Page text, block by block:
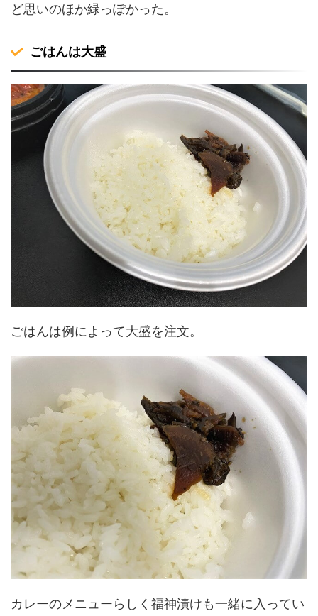
ど思いのほか緑っぽかった。
ごはんは大盛
ごはんは例によって大盛を注文。
カレーのメニューらしく福神漬けも一緒に入ってい